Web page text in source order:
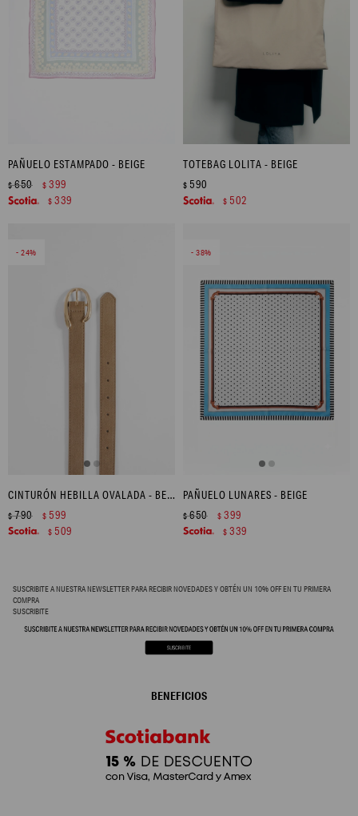
PAÑUELO ESTAMPADO - BEIGE
$650 $ 399
$ 339
TOTEBAG LOLITA - BEIGE
$ 590
$ 502
24
CINTURÓN HEBILLA OVALADA - BEIGE
$790 $ 599
$ 509
38
PAÑUELO LUNARES - BEIGE
$650 $ 399
$ 339
SUSCRIBITE A NUESTRA NEWSLETTER PARA RECIBIR NOVEDADES Y OBTÉN UN 10% OFF EN TU PRIMERA
COMPRA
SUSCRIBITE
BENEFICIOS